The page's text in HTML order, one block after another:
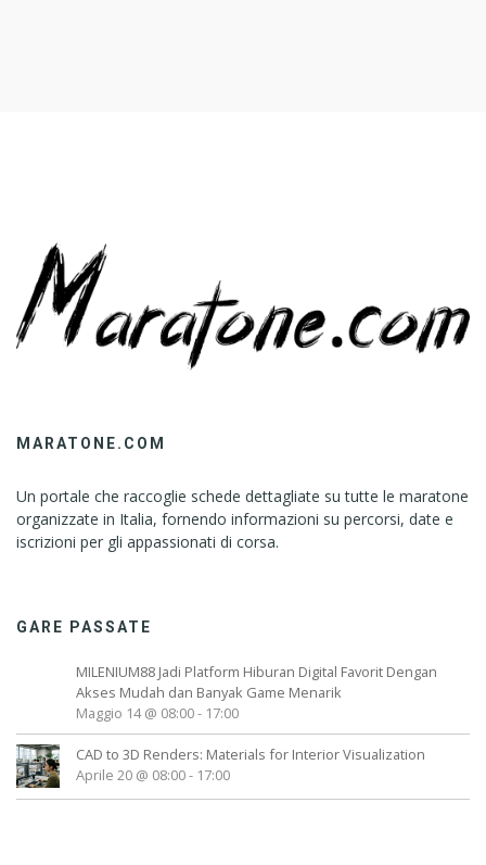
MARATONE.COM
Un portale che raccoglie schede dettagliate su tutte le maratone
organizzate in Italia, fornendo informazioni su percorsi, date e
iscrizioni per gli appassionati di corsa.
GARE PASSATE
MILENIUM88 Jadi Platform Hiburan Digital Favorit Dengan
Akses Mudah dan Banyak Game Menarik
Maggio 14 @ 08:00- 17:00
CAD to 3D Renders: Materials for Interior Visualization
Aprile 20 @ 08:00- 17:00